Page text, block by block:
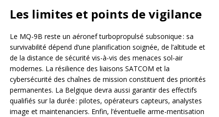
Les limites et points de vigilance
Le MQ-9B reste un aéronef turbopropulsé subsonique : sa
survivabilité dépend d’une planification soignée, de l’altitude et
de la distance de sécurité vis-à-vis des menaces sol-air
modernes. La résilience des liaisons SATCOM et la
cybersécurité des chaînes de mission constituent des priorités
permanentes. La Belgique devra aussi garantir des effectifs
qualifiés sur la durée : pilotes, opérateurs capteurs, analystes
image et maintenanciers. Enfin, l’éventuelle arme-mentisation